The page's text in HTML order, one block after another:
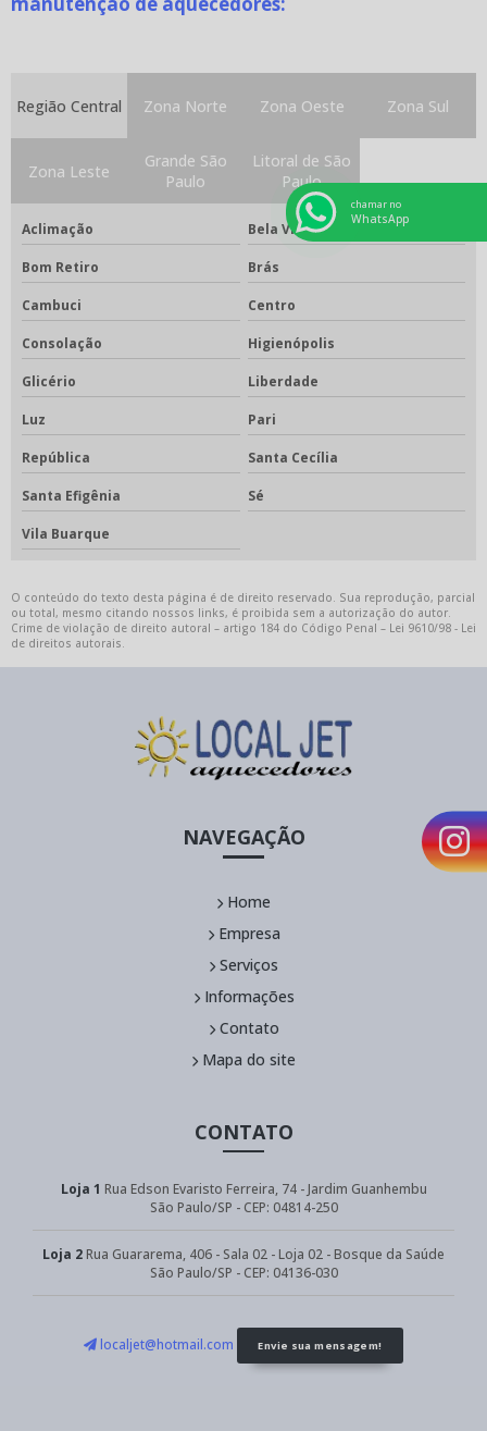
Região Central Zona Norte Zona Oeste Zona Sul
Zona Leste
Grande São
Paulo
Litoral de São
Paulo
Aclimação Bela Vista
Bom Retiro Brás
Cambuci Centro
Consolação Higienópolis
Glicério Liberdade
Luz Pari
República Santa Cecília
Santa Efigênia Sé
Vila Buarque
O conteúdo do texto desta página é de direito reservado. Sua reprodução, parcial
ou total, mesmo citando nossos links, é proibida sem a autorização do autor.
Crime de violação de direito autoral – artigo 184 do Código Penal – Lei 9610/98 - Lei
de direitos autorais.
NAVEGAÇÃO
Home
Empresa
Serviços
Informações
Contato
Mapa do site
CONTATO
Loja 1 Rua Edson Evaristo Ferreira, 74 - Jardim Guanhembu
São Paulo/SP - CEP: 04814-250
Loja 2Rua Guararema, 406 - Sala 02 - Loja 02 - Bosque da Saúde
São Paulo/SP - CEP: 04136-030
localjet@hotmail.com Envie sua mensagem!
chamar no
WhatsApp